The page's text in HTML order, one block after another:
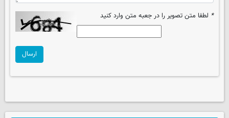
* لطفا متن تصویر را در جعبه متن وارد کنید
ارسال